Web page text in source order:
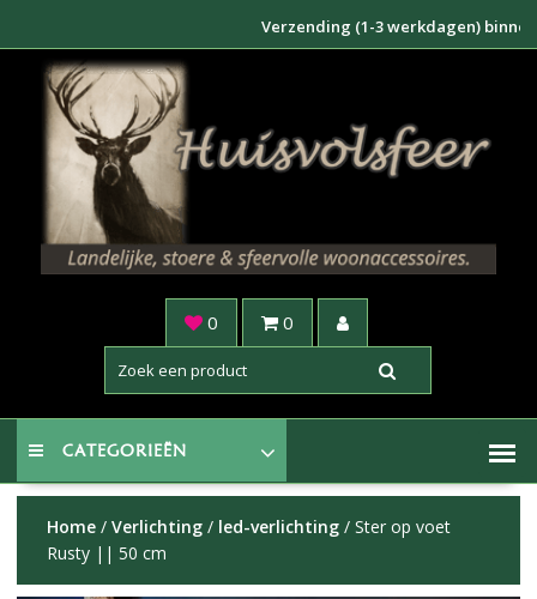
inhoud
Verzending (1-3 werkdagen) binnen
0 0
CATEGORIEËN
Home/ Verlichting/ led-verlichting/ Ster op voet
Rusty || 50 cm